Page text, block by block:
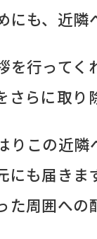
にも、近
を行って
らに取り
りこの近
にも届き
た周囲へ